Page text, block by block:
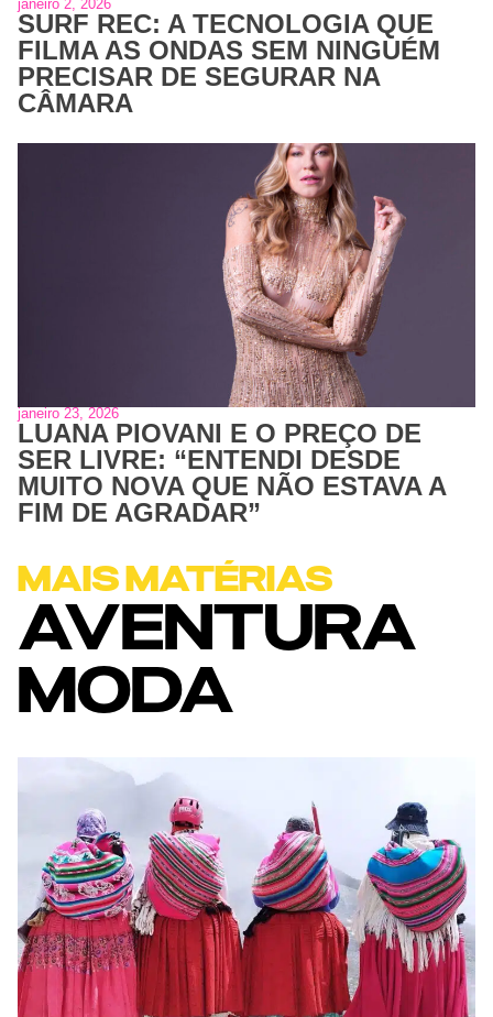
janeiro 2, 2026
SURF REC: A TECNOLOGIA QUE
FILMA AS ONDAS SEM NINGUÉM
PRECISAR DE SEGURAR NA
CÂMARA
janeiro 23, 2026
LUANA PIOVANI E O PREÇO DE
SER LIVRE: “ENTENDI DESDE
MUITO NOVA QUE NÃO ESTAVA A
FIM DE AGRADAR”
MAIS MATÉRIAS
AVENTURA
MODA